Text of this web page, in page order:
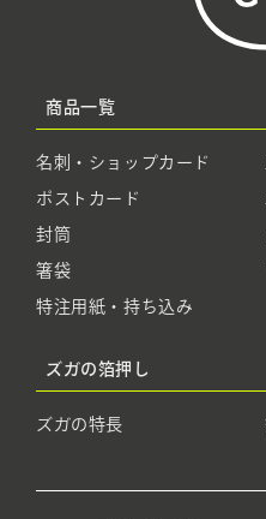
商品一覧
名刺・ショップカード
ポストカード
封筒
箸袋
特注用紙・持ち込み
ズガの箔押し
ズガの特長